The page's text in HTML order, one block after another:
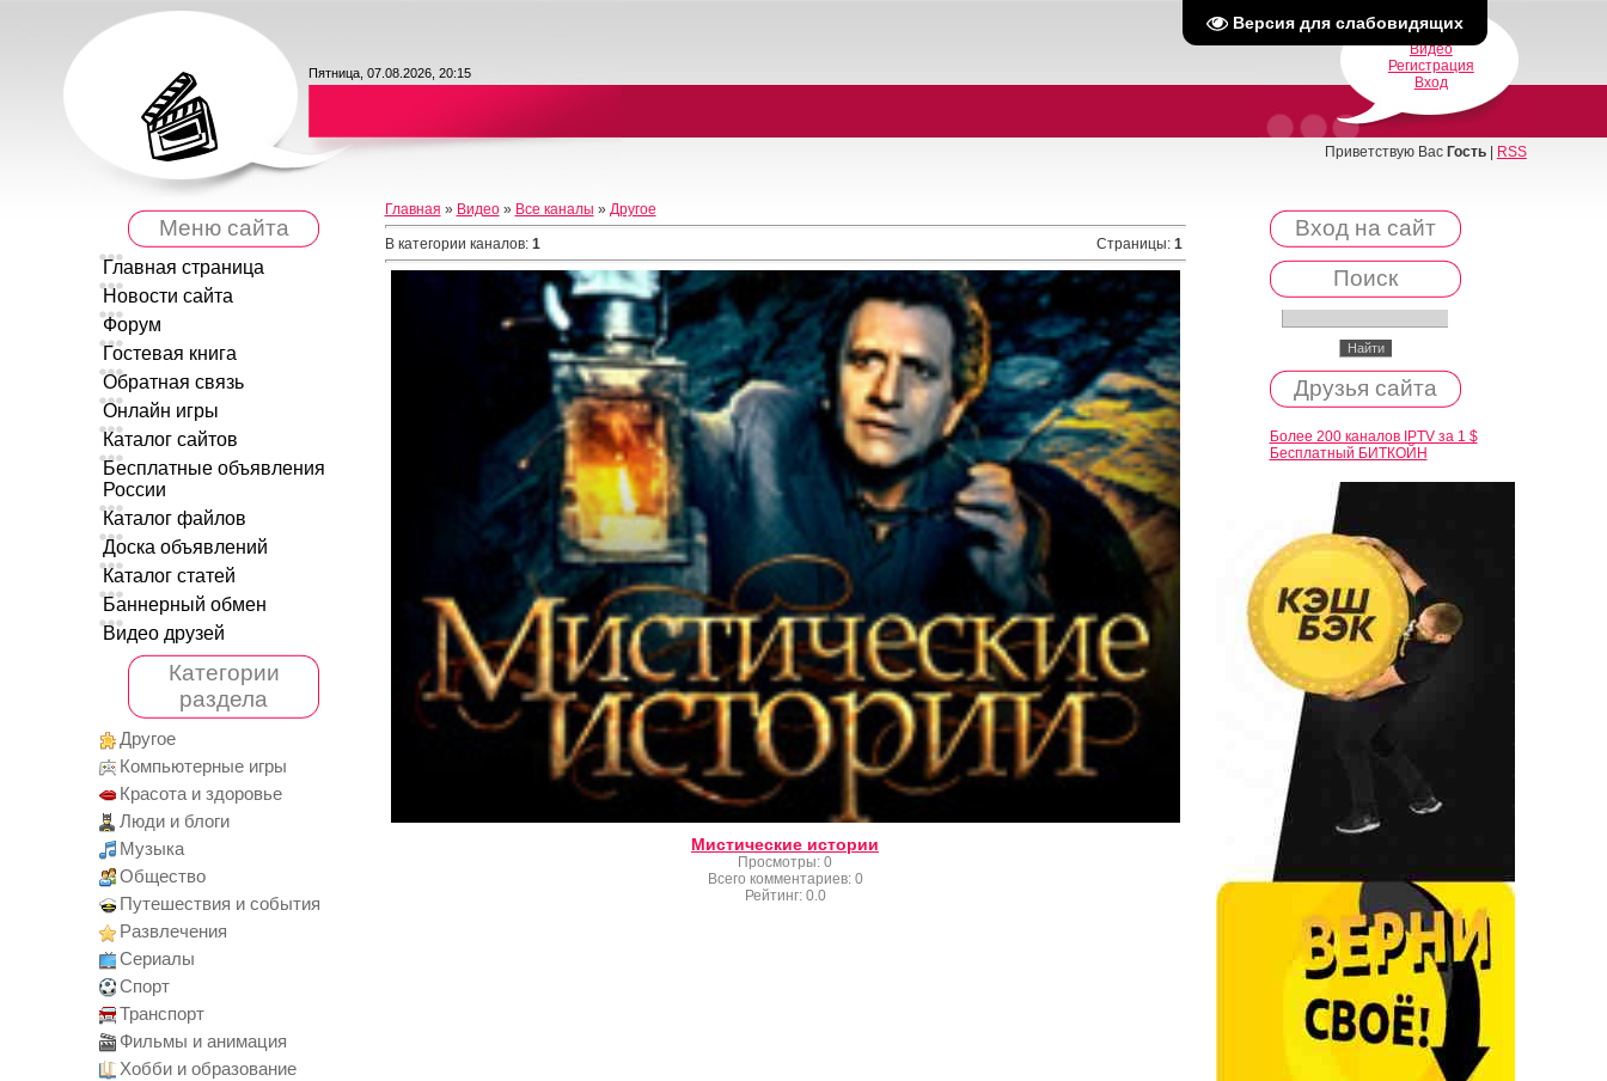
Версия для слабовидящих
Пятница, 07.08.2026, 20:15
Главная
Видео
Регистрация
Вход
Приветствую Вас Гость| RSS
Меню сайта
Главная страница
Новости сайта
Форум
Гостевая книга
Обратная связь
Онлайн игры
Каталог сайтов
Бесплатные объявления
России
Каталог файлов
Доска объявлений
Каталог статей
Баннерный обмен
Видео друзей
Категории
раздела
Другое
Компьютерные игры
Красота и здоровье
Люди и блоги
Музыка
Общество
Путешествия и события
Развлечения
Сериалы
Спорт
Транспорт
Фильмы и анимация
Хобби и образование
Главная » Видео» Все каналы » Другое
В категории каналов: 1 Страницы: 1
Мистические истории
Просмотры: 0
Всего комментариев: 0
Рейтинг: 0.0
Вход на сайт
Поиск
Друзья сайта
Более 200 каналов IPTV за 1 $
Бесплатный БИТКОЙН